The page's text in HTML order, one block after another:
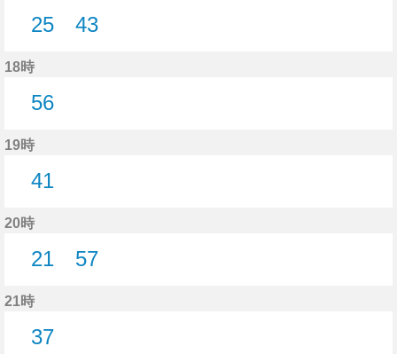
25
43
18時
56
19時
41
20時
21
57
21時
37